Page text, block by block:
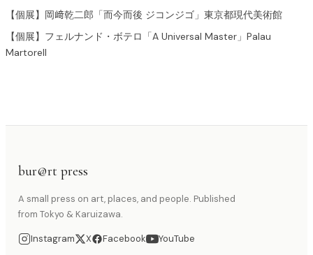
【個展】岡﨑乾二郎「而今而後 ジコンジゴ」東京都現代美術館
【個展】フェルナンド・ボテロ「A Universal Master」Palau
Martorell
bur@rt press
A small press on art, places, and people. Published
from Tokyo & Karuizawa.
Instagram X Facebook YouTube